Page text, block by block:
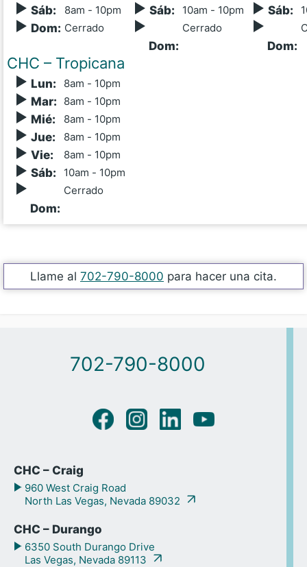
Sáb: 8am - 10pm
Dom: Cerrado
Sáb: 10am - 10pm
Dom:
Cerrado
Sáb:
Dom:
CHC – Tropicana
Lun: 8am - 10pm
Mar: 8am - 10pm
Mié: 8am - 10pm
Jue: 8am - 10pm
Vie: 8am - 10pm
Sáb: 10am - 10pm
Dom:
Cerrado
Llame al 702-790-8000 para hacer una cita.
702-790-8000
CHC – Craig
960 West Craig Road
North Las Vegas, Nevada 89032
CHC – Durango
6350 South Durango Drive
Las Vegas, Nevada 89113